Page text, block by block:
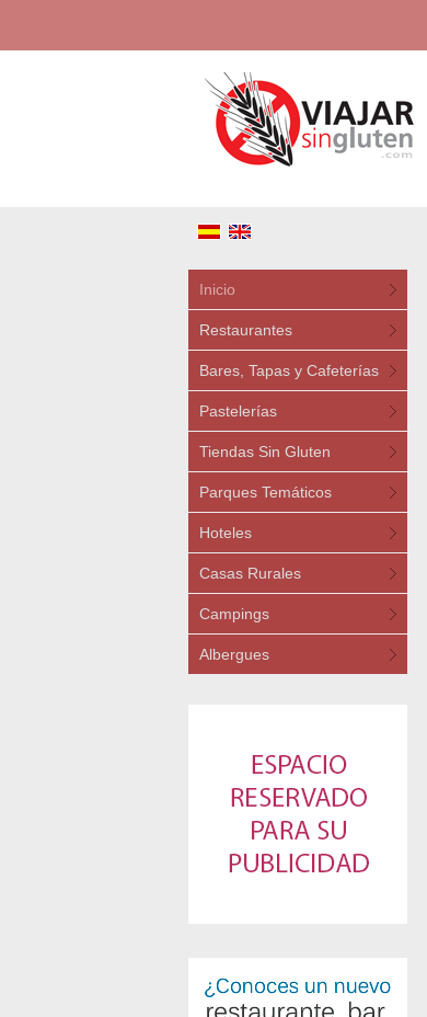
Inicio
Restaurantes
Bares, Tapas y Cafeterías
Pastelerías
Tiendas Sin Gluten
Parques Temáticos
Hoteles
Casas Rurales
Campings
Albergues